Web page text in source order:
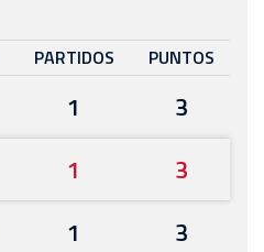
PARTIDOS PUNTOS
1
3
1
3
1
3